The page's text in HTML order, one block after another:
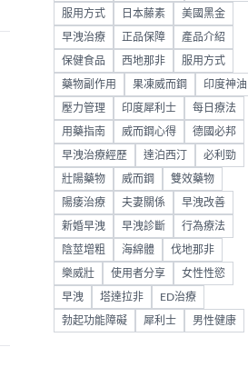
服用方式 日本藤素 美國黑金
早洩治療 正品保障 產品介紹
保健食品 西地那非 服用方式
藥物副作用 果凍威而鋼 印度神油
壓力管理 印度犀利士 每日療法
用藥指南 威而鋼心得 德國必邦
早洩治療經歷 達泊西汀 必利勁
壯陽藥物 威而鋼 雙效藥物
陽痿治療 夫妻關係 早洩改善
新婚早洩 早洩診斷 行為療法
陰莖增粗 海綿體 伐地那非
樂威壯 使用者分享 女性性慾
早洩 塔達拉非 ED治療
勃起功能障礙 犀利士 男性健康